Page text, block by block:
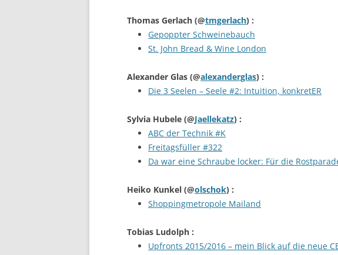
Thomas Gerlach (@tmgerlach) :
Gepoppter Schweinebauch
St. John Bread & Wine London
Alexander Glas (@alexanderglas) :
Die 3 Seelen – Seele #2: Intuition, konkretER
Sylvia Hubele (@Jaellekatz) :
ABC der Technik #K
Freitagsfüller #322
Da war eine Schraube locker: Für die
Heiko Kunkel (@olschok) :
Shoppingmetropole Mailand
Tobias Ludolph :
Upfronts 2015/2016 – mein Blick auf die neue